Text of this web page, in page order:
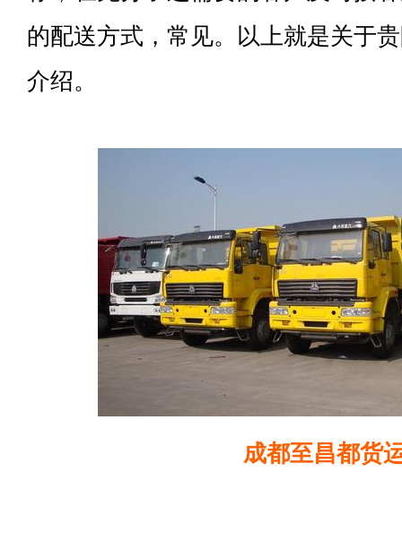
的配送方式，常见。以上就是关于
介绍。
成都至昌都货